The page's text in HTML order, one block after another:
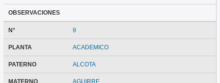
OBSERVACIONES
N° 9
PLANTA ACADEMICO
PATERNO ALCOTA
MATERNO AGUIRRE